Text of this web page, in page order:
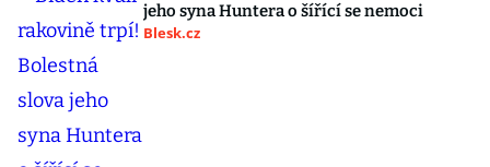
jeho syna Huntera o šířící se nemoci
Blesk.cz